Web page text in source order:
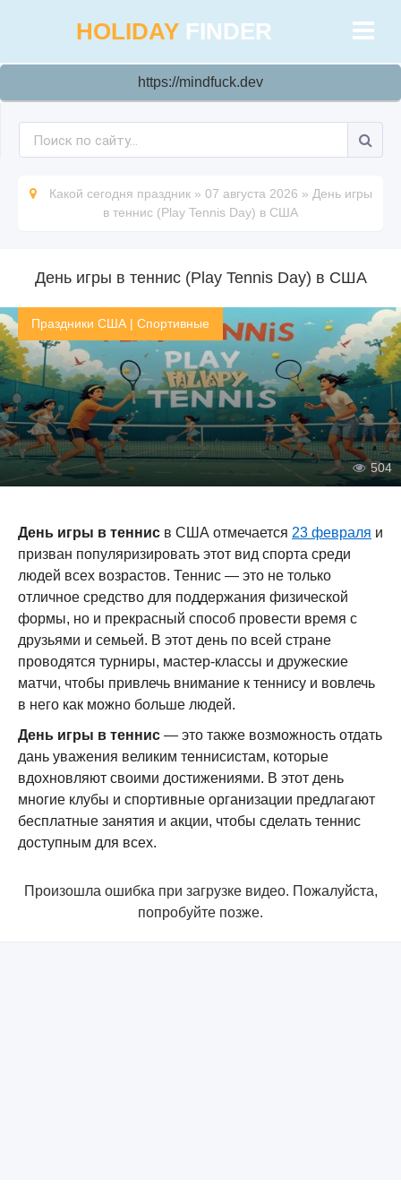
HOLIDAY FINDER
https://mindfuck.dev
Какой сегодня праздник » 07 августа 2026 » День игры
в теннис (Play Tennis Day) в США
День игры в теннис (Play Tennis Day) в США
Праздники США | Спортивные
504
День игры в теннис в США отмечается 23 февраля и
призван популяризировать этот вид спорта среди
людей всех возрастов. Теннис — это не только
отличное средство для поддержания физической
формы, но и прекрасный способ провести время с
друзьями и семьей. В этот день по всей стране
проводятся турниры, мастер-классы и дружеские
матчи, чтобы привлечь внимание к теннису и вовлечь
в него как можно больше людей.
День игры в теннис — это также возможность отдать
дань уважения великим теннисистам, которые
вдохновляют своими достижениями. В этот день
многие клубы и спортивные организации предлагают
бесплатные занятия и акции, чтобы сделать теннис
доступным для всех.
Произошла ошибка при загрузке видео. Пожалуйста,
попробуйте позже.